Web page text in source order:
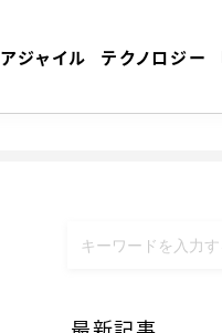
アジャイル テクノロジー